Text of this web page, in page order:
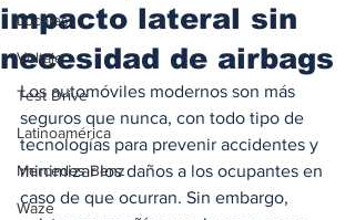
Locales
Voltaje
Test Drive
Latinoamérica
Mercedes Benz
Waze
impacto lateral sin
necesidad de airbags
Los automóviles modernos son más
seguros que nunca, con todo tipo de
tecnologías para prevenir accidentes y
minimizar los daños a los ocupantes en
caso de que ocurran. Sin embargo,